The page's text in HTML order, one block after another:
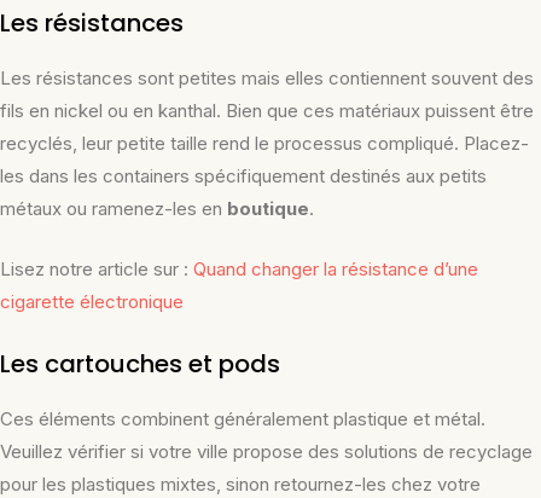
Les résistances
Les résistances sont petites mais elles contiennent souvent des
fils en nickel ou en kanthal. Bien que ces matériaux puissent être
recyclés, leur petite taille rend le processus compliqué. Placez-
les dans les containers spécifiquement destinés aux petits
métaux ou ramenez-les en boutique.
Lisez notre article sur : Quand changer la résistance d’une
cigarette électronique
Les cartouches et pods
Ces éléments combinent généralement plastique et métal.
Veuillez vérifier si votre ville propose des solutions de recyclage
pour les plastiques mixtes, sinon retournez-les chez votre